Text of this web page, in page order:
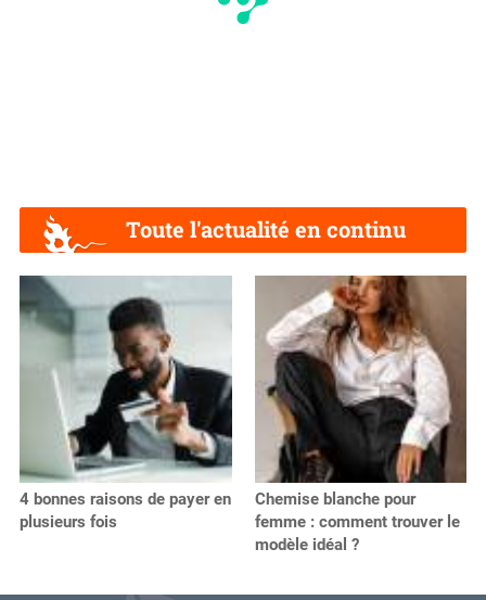
Toute l'actualité en continu
4 bonnes raisons de payer en
plusieurs fois
Chemise blanche pour
femme : comment trouver le
modèle idéal ?